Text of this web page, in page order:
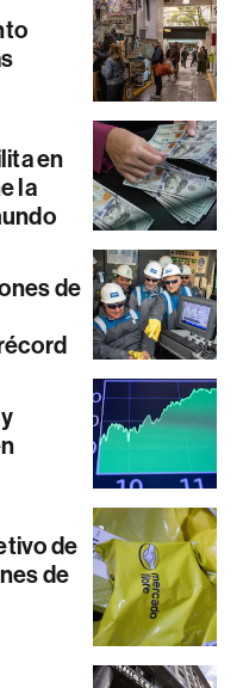
en
la
de
de
de